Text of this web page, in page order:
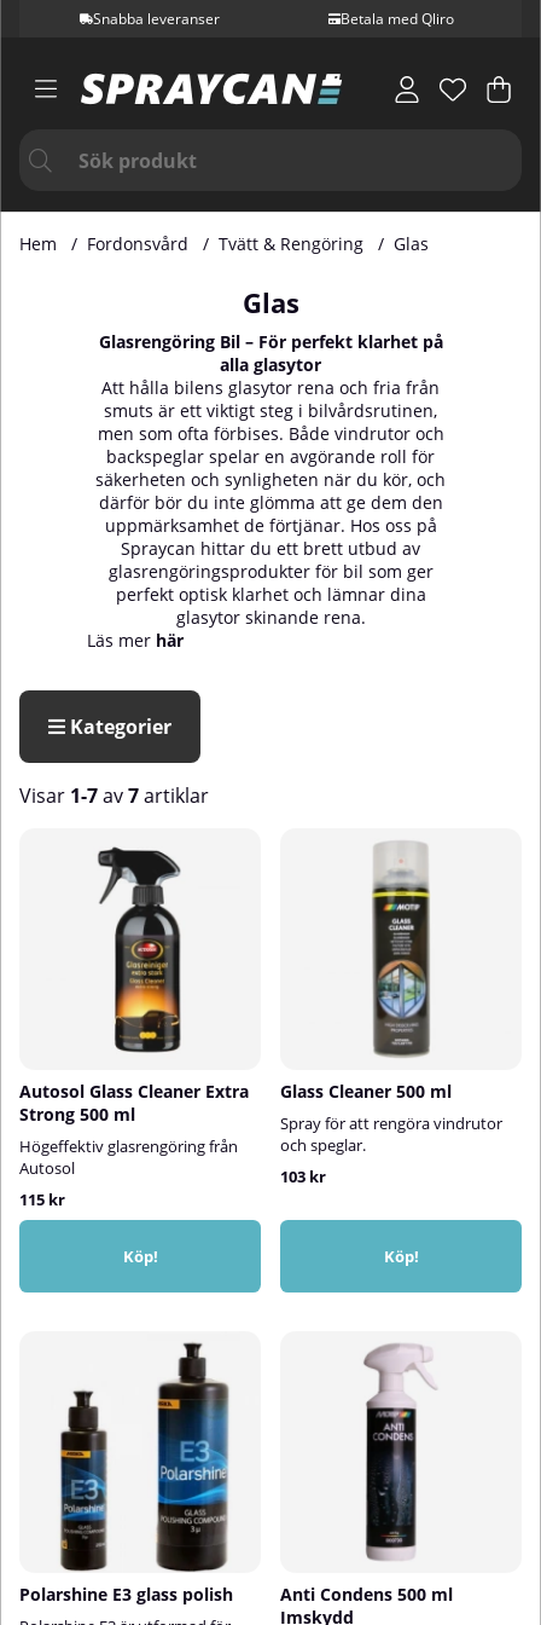
Snabba leveranser Betala med Qliro
.
Hem Fordonsvård Tvätt & Rengöring Glas
Glas
Glasrengöring Bil – För perfekt klarhet på
alla glasytor
Att hålla bilens glasytor rena och fria från
smuts är ett viktigt steg i bilvårdsrutinen,
men som ofta förbises. Både vindrutor och
backspeglar spelar en avgörande roll för
säkerheten och synligheten när du kör, och
därför bör du inte glömma att ge dem den
uppmärksamhet de förtjänar. Hos oss på
Spraycan hittar du ett brett utbud av
glasrengöringsprodukter för bil som ger
perfekt optisk klarhet och lämnar dina
glasytor skinande rena.
Läs mer här
Kategorier
Visar 1-7av7artiklar
Autosol Glass Cleaner Extra
Strong 500 ml
Högeffektiv glasrengöring från
Autosol
115 kr
Köp!
Glass Cleaner 500 ml
Spray för att rengöra vindrutor
och speglar.
103 kr
Köp!
Polarshine E3 glass polish
Anti Condens 500 ml
Imskydd